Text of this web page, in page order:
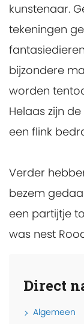
kunstenaar.
tekeningen
bijzondere
worden
Helaas zijn
een flink
Verder
bezem
een partijtje
was nest
Direct
Algemeen